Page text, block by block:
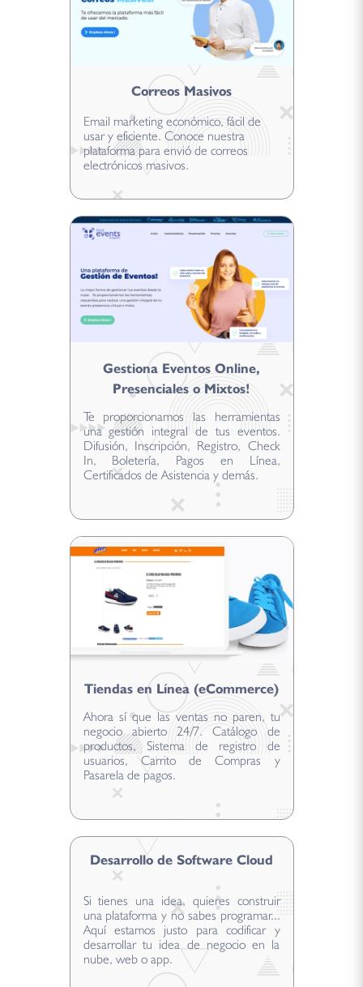
Correos Masivos
Email marketing económico, fácil de
usar y eficiente. Conoce nuestra
plataforma para envió de correos
electrónicos masivos.
Gestiona Eventos Online,
Presenciales o Mixtos!
Te proporcionamos las herramientas
una gestión integral de tus eventos.
Difusión, Inscripción, Registro, Check
In, Boletería, Pagos en Línea,
Certificados de Asistencia y demás.
Tiendas en Línea (eCommerce)
Ahora sí que las ventas no paren, tu
negocio abierto 24/7. Catálogo de
productos, Sistema de registro de
usuarios, Carrito de Compras y
Pasarela de pagos.
Desarrollo de Software Cloud
Si tienes una idea, quieres construir
una plataforma y no sabes programar...
Aquí estamos justo para codificar y
desarrollar tu idea de negocio en la
nube, web o app.